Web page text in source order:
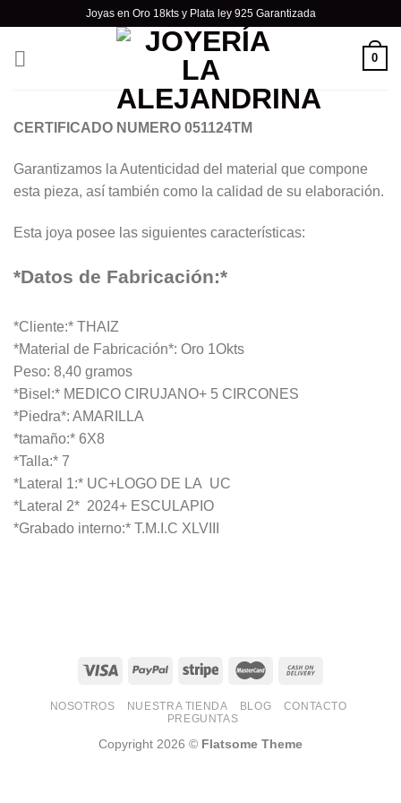
content
Joyas en Oro 18kts y Plata ley 925 Garantizada
0
CERTIFICADO NUMERO 051124TM
Garantizamos la Autenticidad del material que compone
esta pieza, así también como la calidad de su elaboración.
Esta joya posee las siguientes características:
*Datos de Fabricación:*
*Cliente:* THAIZ
*Material de Fabricación*: Oro 1Okts
Peso: 8,40 gramos
*Bisel:* MEDICO CIRUJANO+ 5 CIRCONES
*Piedra*: AMARILLA
*tamaño:* 6X8
*Talla:* 7
*Lateral 1:* UC+LOGO DE LA UC
*Lateral 2* 2024+ ESCULAPIO
*Grabado interno:* T.M.I.C XLVIII
NOSOTROS NUESTRA TIENDA BLOG
CONTACTO
PREGUNTAS
Copyright 2026 © Flatsome Theme